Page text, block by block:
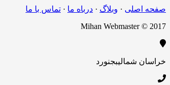
صفحه اصلی · وبلاگ · درباه ما · تماس با ما
Mihan Webmaster © 2017
خراسان شمالیبجنورد